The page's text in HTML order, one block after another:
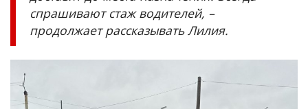
спрашивают стаж водителей, –
продолжает рассказывать Лилия.